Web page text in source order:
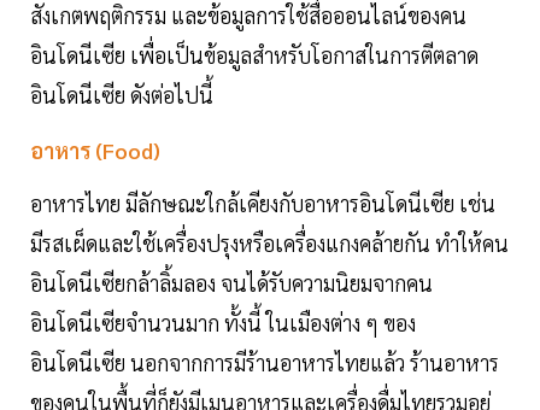
สังเกตพฤติกรรม และข้อมูลการใช้สื่อออนไลน์ของคน
อินโดนีเซีย เพื่อเป็นข้อมูลสำหรับโอกาสในการตีตลาด
อินโดนีเซีย ดังต่อไปนี้
อาหาร (Food)
อาหารไทย มีลักษณะใกล้เคียงกับอาหารอินโดนีเซีย เช่น
มีรสเผ็ดและใช้เครื่องปรุงหรือเครื่องแกงคล้ายกัน ทำให้คน
อินโดนีเซียกล้าลิ้มลอง จนได้รับความนิยมจากคน
อินโดนีเซียจำนวนมาก ทั้งนี้ ในเมืองต่าง ๆ ของ
อินโดนีเซีย นอกจากการมีร้านอาหารไทยแล้ว ร้านอาหาร
ของคนในพื้นที่ก็ยังมีเมนูอาหารและเครื่องดื่มไทยรวมอยู่